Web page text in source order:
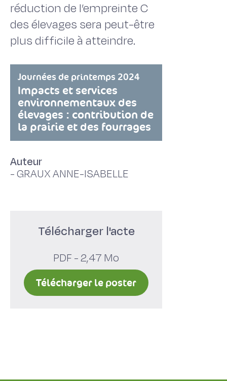
réduction de l’empreinte C
des élevages sera peut-être
plus difficile à atteindre.
Journées de printemps 2024
Impacts et services
environnementaux des
élevages : contribution de
la prairie et des fourrages
Auteur
-GRAUX ANNE-ISABELLE
Télécharger l'acte
PDF - 2,47 Mo
Télécharger le poster